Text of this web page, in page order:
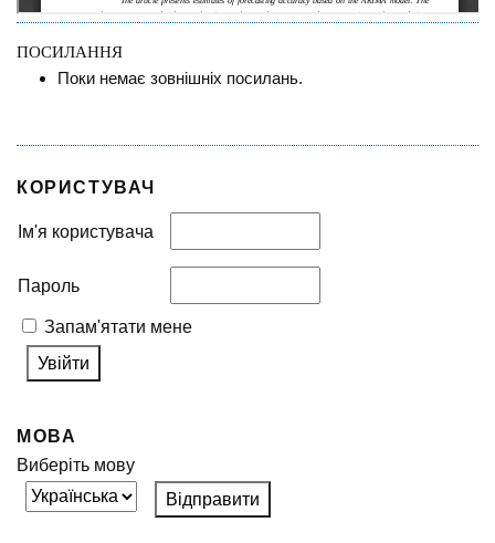
КОРИСТУВАЧ
Ім'я користувача
Пароль
Запам'ятати мене
МОВА
Виберіть мову
ПОСИЛАННЯ
Поки немає зовнішніх посилань.